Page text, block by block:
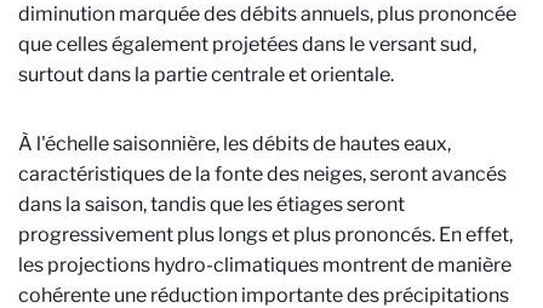
diminution marquée des débits annuels, plus prononcée
que celles également projetées dans le versant sud,
surtout dans la partie centrale et orientale.
À l'échelle saisonnière, les débits de hautes eaux,
caractéristiques de la fonte des neiges, seront avancés
dans la saison, tandis que les étiages seront
progressivement plus longs et plus prononcés. En effet,
les projections hydro-climatiques montrent de manière
cohérente une réduction importante des précipitations